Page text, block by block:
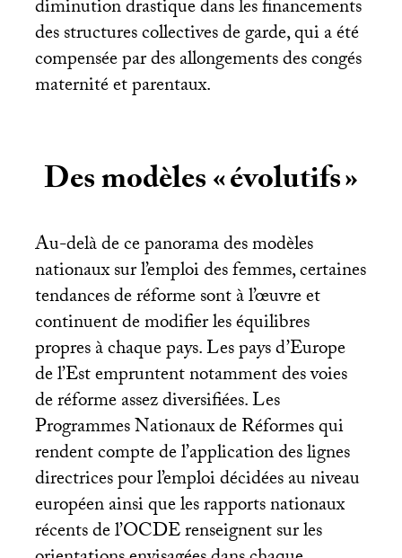
diminution drastique dans les financements
des structures collectives de garde, qui a été
compensée par des allongements des congés
maternité et parentaux.
Des modèles «évolutifs»
Au-delà de ce panorama des modèles
nationaux sur l’emploi des femmes, certaines
tendances de réforme sont à l’œuvre et
continuent de modifier les équilibres
propres à chaque pays. Les pays d’Europe
de l’Est empruntent notamment des voies
de réforme assez diversifiées. Les
Programmes Nationaux de Réformes qui
rendent compte de l’application des lignes
directrices pour l’emploi décidées au niveau
européen ainsi que les rapports nationaux
récents de l’OCDErenseignent sur les